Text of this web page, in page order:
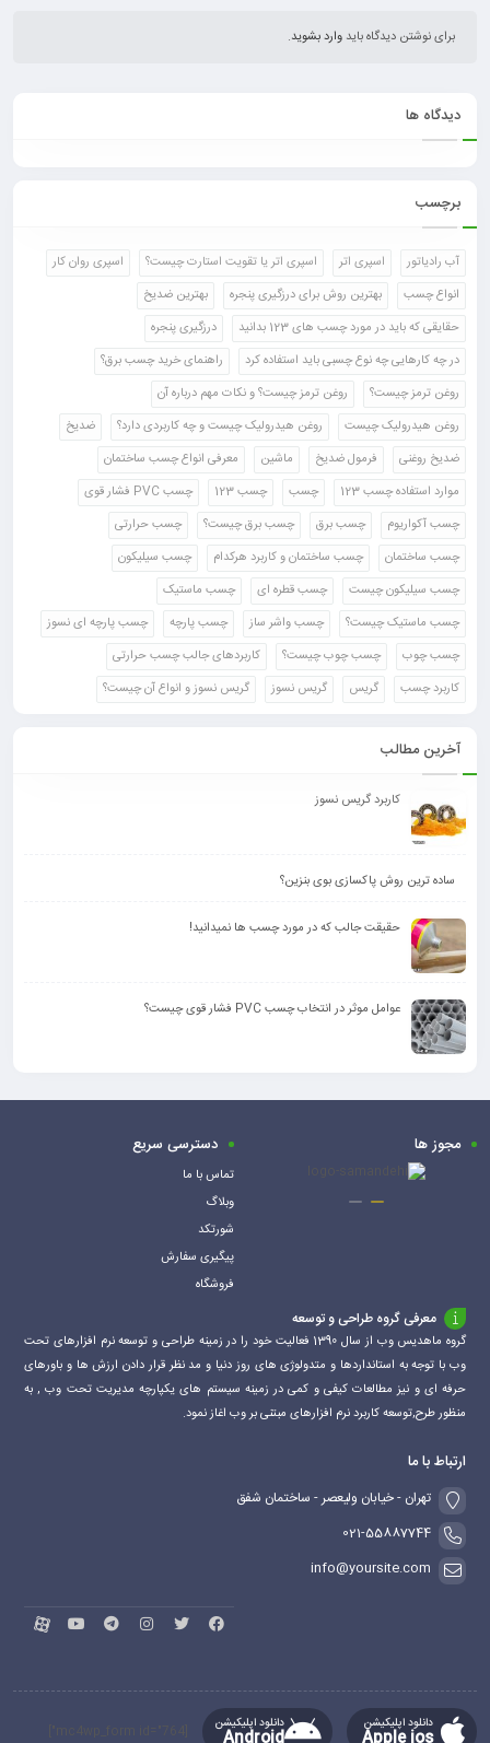
برای نوشتن دیدگاه باید وارد بشوید.
دیدگاه ها
برچسب
آب رادیاتور اسپری اتر اسپری اتر یا تقویت استارت چیست؟
اسپری روان کار
انواع چسب
بهترین روش برای درزگیری پنجره
بهترین ضدیخ
حقایقی که باید در مورد چسب های 123 بدانید
درزگیری پنجره
در چه کارهایی چه نوع چسبی باید استفاده کرد
راهنمای خرید چسب برق؟
روغن ترمز چیست؟
روغن ترمز چیست؟ و نکات مهم درباره آن
روغن هیدرولیک چیست
روغن هیدرولیک چیست و چه کاربردی دارد؟
ضدیخ
ضدیخ روغنی
فرمول ضدیخ ماشین
معرفی انواع چسب ساختمان
موارد استفاده چسب 123
چسب چسب 123
چسب PVC فشار قوی
چسب آکواریوم
چسب برق چسب برق چیست؟
چسب حرارتی
چسب ساختمان
چسب ساختمان و کاربرد هرکدام
چسب سیلیکون
چسب سیلیکون چیست
چسب قطره ای
چسب ماستیک
چسب ماستیک چیست؟
چسب واشر ساز چسب پارچه
چسب پارچه ای نسوز
چسب چوب
چسب چوب چیست؟
کاربردهای جالب چسب حرارتی
کاربرد چسب
گریس گریس نسوز گریس نسوز و انواع آن چیست؟
آخرین مطالب
کاربرد گریس نسوز
ساده ترین روش پاکسازی بوی بنزین؟
حقیقت جالب که در مورد چسب ها نمیدانید!
عوامل موثر در انتخاب چسب PVC فشار قوی چیست؟
مجوز ها دسترسی سریع
تماس با ما
وبلاگ
شورتکد
پیگیری سفارش
فروشگاه
معرفی گروه طراحی و توسعه
گروه ماهدیس وب از سال 1390 فعالیت خود را در زمینه طراحی و توسعه نرم افزارهای تحت
وب با توجه به استانداردها و متدولوژی های روز دنیا و مد نظر قرار دادن ارزش ها و باورهای
حرفه ای و نیز مطالعات کیفی و کمی در زمینه سیستم های یکپارچه مدیریت تحت وب , به
منظور طرح,توسعه کاربرد نرم افزارهای مبتنی بر وب اغاز نمود.
ارتباط با ما
تهران - خیابان ولیعصر - ساختمان شفق
021-55887744
info@yoursite.com
دانلود اپلیکیشن دانلود اپلیکیشن